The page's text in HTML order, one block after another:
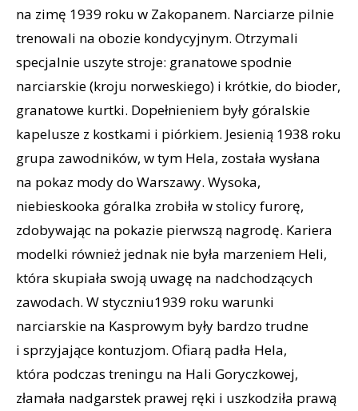
na zimę 1939 roku w Zakopanem. Narciarze pilnie
trenowali na obozie kondycyjnym. Otrzymali
specjalnie uszyte stroje: granatowe spodnie
narciarskie (kroju norweskiego) i krótkie, do bioder,
granatowe kurtki. Dopełnieniem były góralskie
kapelusze z kostkami i piórkiem. Jesienią 1938 roku
grupa zawodników, w tym Hela, została wysłana
na pokaz mody do Warszawy. Wysoka,
niebieskooka góralka zrobiła w stolicy furorę,
zdobywając na pokazie pierwszą nagrodę. Kariera
modelki również jednak nie była marzeniem Heli,
która skupiała swoją uwagę na nadchodzących
zawodach. W styczniu1939 roku warunki
narciarskie na Kasprowym były bardzo trudne
i sprzyjające kontuzjom. Ofiarą padła Hela,
która podczas treningu na Hali Goryczkowej,
złamała nadgarstek prawej ręki i uszkodziła prawą